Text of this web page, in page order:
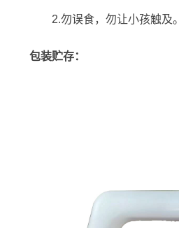
2.勿误食，勿让小孩触及。
包装贮存：